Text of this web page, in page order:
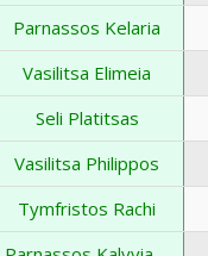
Parnassos Kelaria
Vasilitsa Elimeia
Seli Platitsas
Vasilitsa Philippos
Tymfristos Rachi